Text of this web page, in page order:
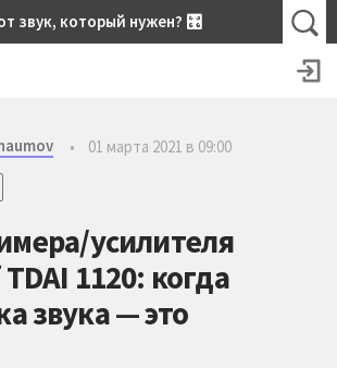
звук, который нужен? 🎛
•
01 марта 2021 в 09:00
усилителя
1120: когда
звука — это